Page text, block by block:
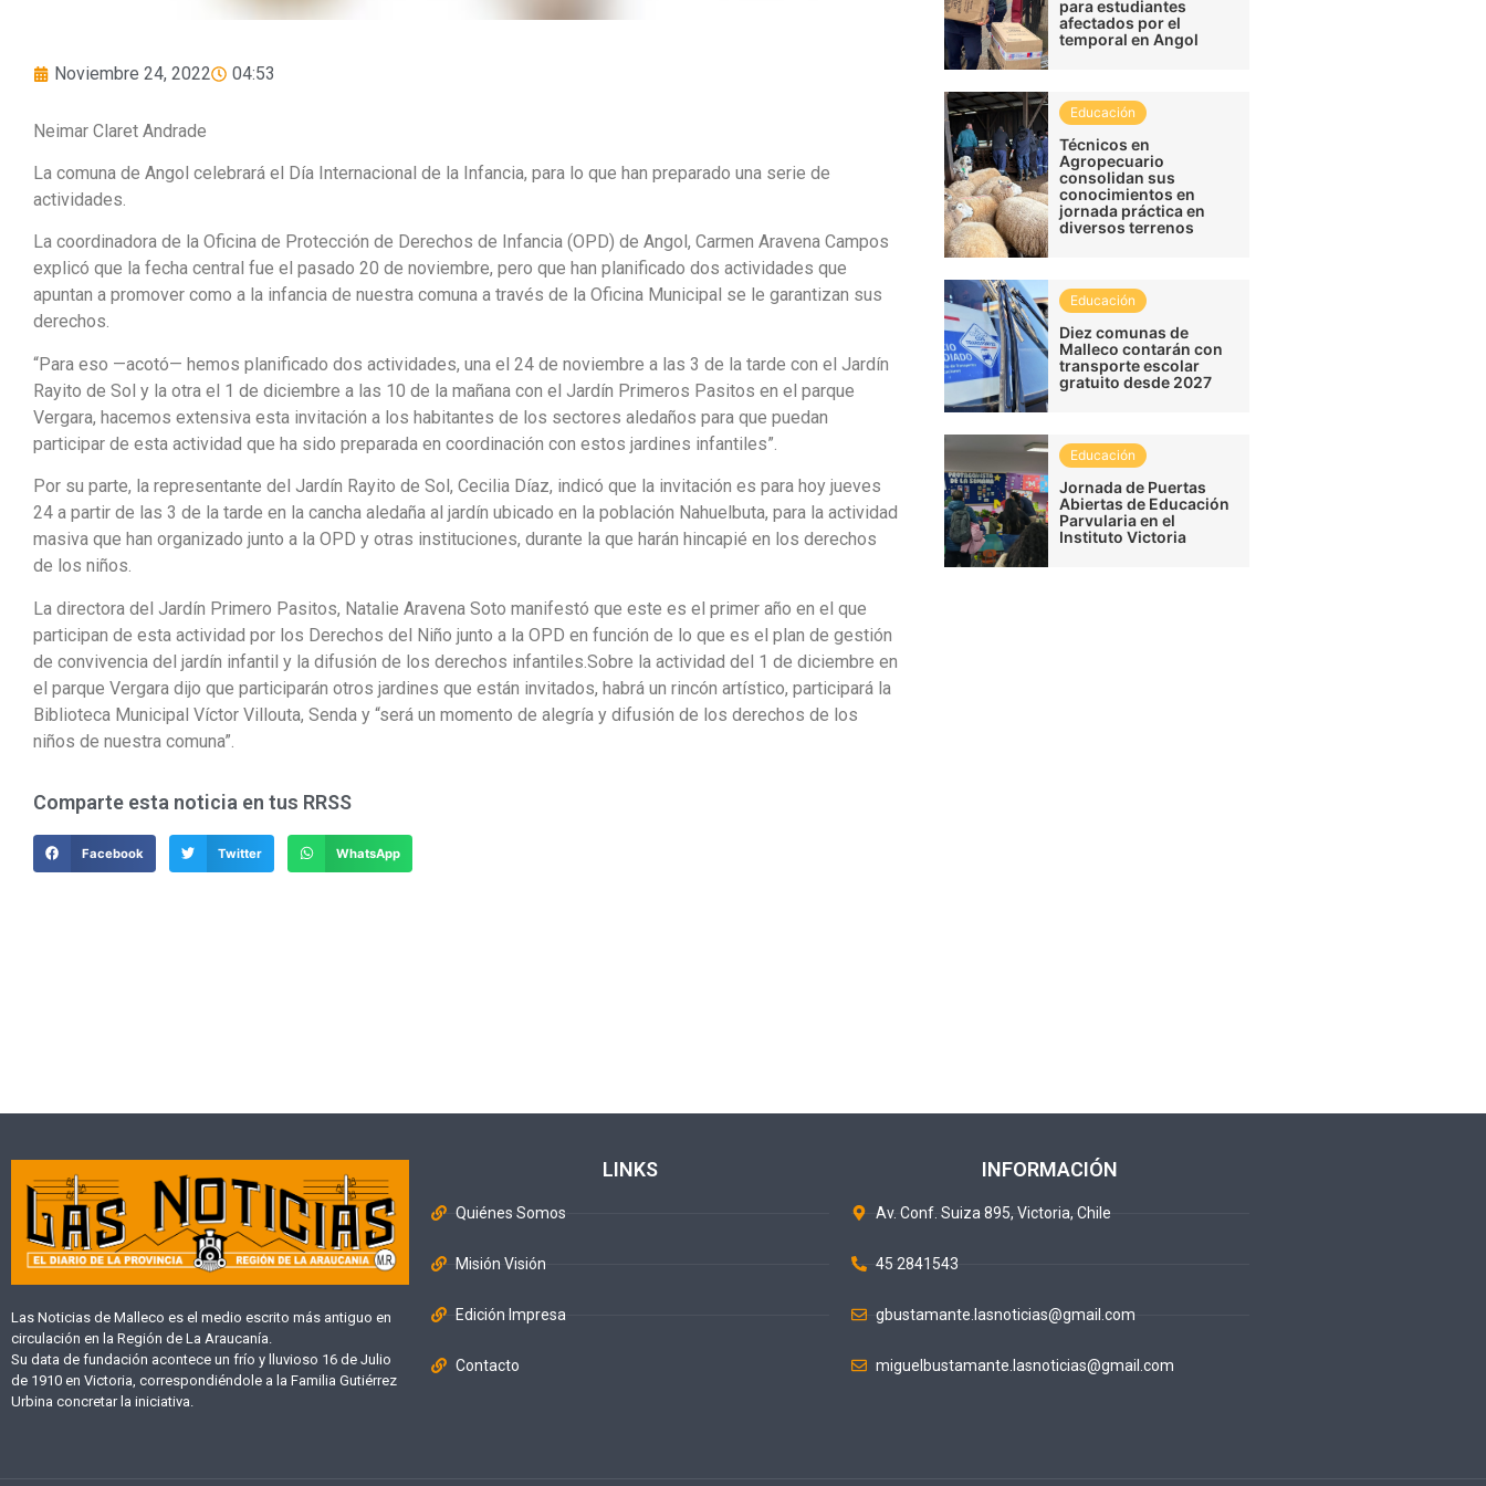
Noviembre 24, 2022 04:53
Neimar Claret Andrade
La comuna de Angol celebrará el Día Internacional de la Infancia, para lo que han preparado una serie de
actividades.
La coordinadora de la Oficina de Protección de Derechos de Infancia (OPD) de Angol, Carmen Aravena Campos
explicó que la fecha central fue el pasado 20 de noviembre, pero que han planificado dos actividades que
apuntan a promover como a la infancia de nuestra comuna a través de la Oficina Municipal se le garantizan sus
derechos.
“Para eso —acotó— hemos planificado dos actividades, una el 24 de noviembre a las 3 de la tarde con el Jardín
Rayito de Sol y la otra el 1 de diciembre a las 10 de la mañana con el Jardín Primeros Pasitos en el parque
Vergara, hacemos extensiva esta invitación a los habitantes de los sectores aledaños para que puedan
participar de esta actividad que ha sido preparada en coordinación con estos jardines infantiles”.
Por su parte, la representante del Jardín Rayito de Sol, Cecilia Díaz, indicó que la invitación es para hoy jueves
24 a partir de las 3 de la tarde en la cancha aledaña al jardín ubicado en la población Nahuelbuta, para la actividad
masiva que han organizado junto a la OPD y otras instituciones, durante la que harán hincapié en los derechos
de los niños.
La directora del Jardín Primero Pasitos, Natalie Aravena Soto manifestó que este es el primer año en el que
participan de esta actividad por los Derechos del Niño junto a la OPD en función de lo que es el plan de gestión
de convivencia del jardín infantil y la difusión de los derechos infantiles.Sobre la actividad del 1 de diciembre en
el parque Vergara dijo que participarán otros jardines que están invitados, habrá un rincón artístico, participará la
Biblioteca Municipal Víctor Villouta, Senda y “será un momento de alegría y difusión de los derechos de los
niños de nuestra comuna”.
Comparte esta noticia en tus RRSS
Facebook Twitter WhatsApp
para estudiantes
afectados por el
temporal en Angol
Educación
Técnicos en
Agropecuario
consolidan sus
conocimientos en
jornada práctica en
diversos terrenos
Educación
Diez comunas de
Malleco contarán con
transporte escolar
gratuito desde 2027
Educación
Jornada de Puertas
Abiertas de Educación
Parvularia en el
Instituto Victoria
Las Noticias de Malleco es el medio escrito más antiguo en
circulación en la Región de La Araucanía.
Su data de fundación acontece un frío y lluvioso 16 de Julio
de 1910 en Victoria, correspondiéndole a la Familia Gutiérrez
Urbina concretar la iniciativa.
LINKS
Quiénes Somos
Misión Visión
Edición Impresa
Contacto
INFORMACIÓN
Av. Conf. Suiza 895, Victoria, Chile
45 2841543
gbustamante.lasnoticias@gmail.com
miguelbustamante.lasnoticias@gmail.com